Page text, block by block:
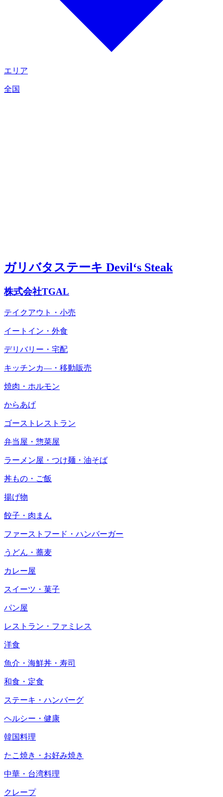
エリア
全国
ガリバタステーキ Devil‘s Steak
株式会社TGAL
テイクアウト・小売
イートイン・外食
デリバリー・宅配
キッチンカ―・移動販売
焼肉・ホルモン
からあげ
ゴーストレストラン
弁当屋・惣菜屋
ラーメン屋・つけ麺・油そば
丼もの・ご飯
揚げ物
餃子・肉まん
ファーストフード・ハンバーガー
うどん・蕎麦
カレー屋
スイーツ・菓子
パン屋
レストラン・ファミレス
洋食
魚介・海鮮丼・寿司
和食・定食
ステーキ・ハンバーグ
ヘルシー・健康
韓国料理
たこ焼き・お好み焼き
中華・台湾料理
クレープ